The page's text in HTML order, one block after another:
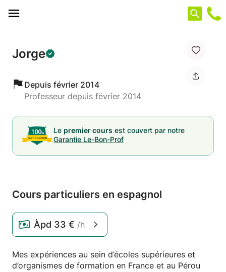
Jorge
Depuis février 2014
Professeur depuis février 2014
Le premier cours est couvert par notre
Garantie Le-Bon-Prof
Cours particuliers en espagnol
Àpd 33 € /h
Mes expériences au sein d’écoles supérieures et
d’organismes de formation en France et au Pérou